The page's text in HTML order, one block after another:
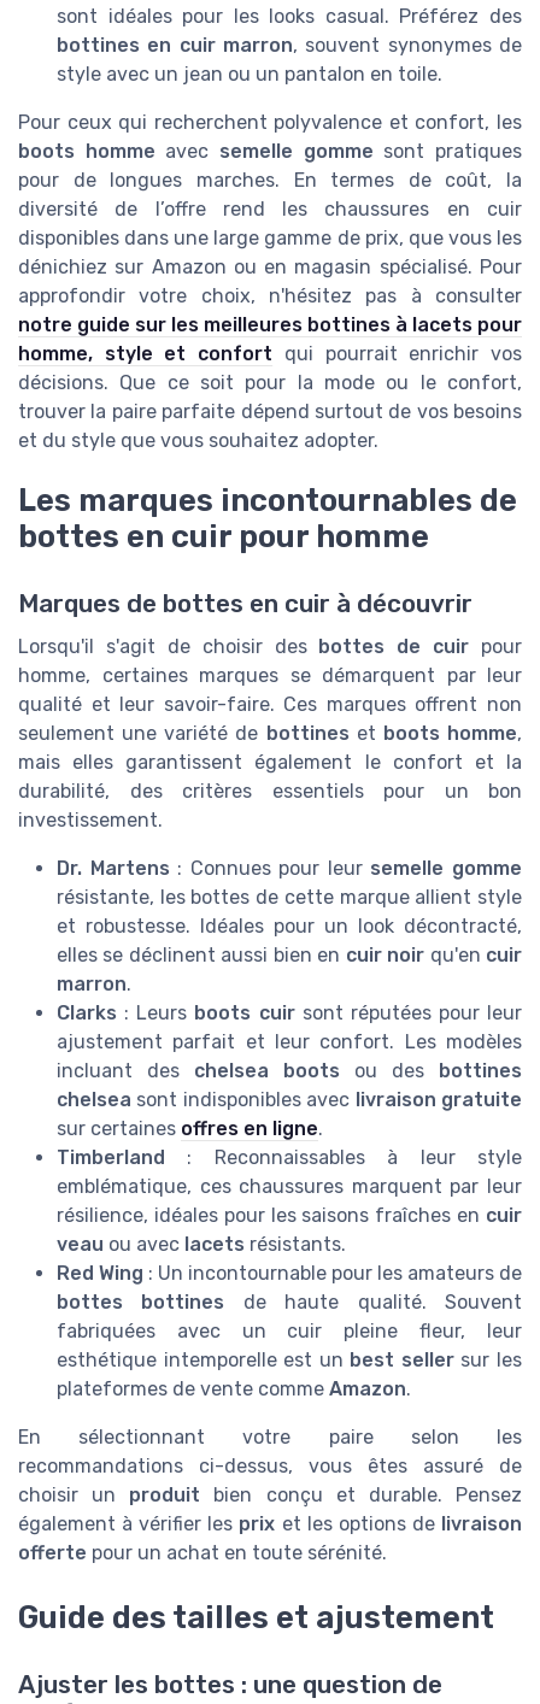
sont idéales pour les looks casual. Préférez des
bottines en cuir marron, souvent synonymes de
style avec un jean ou un pantalon en toile.
Pour ceux qui recherchent polyvalence et confort, les
boots homme avec semelle gomme sont pratiques
pour de longues marches. En termes de coût, la
diversité de l’offre rend les chaussures en cuir
disponibles dans une large gamme de prix, que vous les
dénichiez sur Amazon ou en magasin spécialisé. Pour
approfondir votre choix, n'hésitez pas à consulter
notre guide sur les meilleures bottines à lacets pour
homme, style et confort qui pourrait enrichir vos
décisions. Que ce soit pour la mode ou le confort,
trouver la paire parfaite dépend surtout de vos besoins
et du style que vous souhaitez adopter.
Les marques incontournables de
bottes en cuir pour homme
Marques de bottes en cuir à découvrir
Lorsqu'il s'agit de choisir des bottes de cuir pour
homme, certaines marques se démarquent par leur
qualité et leur savoir-faire. Ces marques offrent non
seulement une variété de bottines et boots homme,
mais elles garantissent également le confort et la
durabilité, des critères essentiels pour un bon
investissement.
Dr. Martens : Connues pour leur semelle gomme
résistante, les bottes de cette marque allient style
et robustesse. Idéales pour un look décontracté,
elles se déclinent aussi bien en cuir noir qu'en cuir
marron.
Clarks : Leurs boots cuirsont réputées pour leur
ajustement parfait et leur confort. Les modèles
incluant des chelsea boots ou des bottines
chelsea sont indisponibles avec livraison gratuite
sur certaines offres en ligne.
Timberland : Reconnaissables à leur style
emblématique, ces chaussures marquent par leur
résilience, idéales pour les saisons fraîches en cuir
veau ou avec lacets résistants.
Red Wing : Un incontournable pour les amateurs de
bottes bottines de haute qualité. Souvent
fabriquées avec un cuir pleine fleur, leur
esthétique intemporelle est un best sellersur les
plateformes de vente comme Amazon.
En sélectionnant votre paire selon les
recommandations ci-dessus, vous êtes assuré de
choisir un produit bien conçu et durable. Pensez
également à vérifier les prix et les options de livraison
offerte pour un achat en toute sérénité.
Guide des tailles et ajustement
Ajuster les bottes : une question de